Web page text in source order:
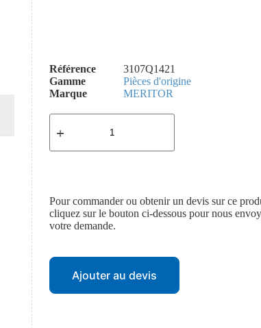
Référence
3107Q1421
Gamme
Pièces d'origine
Marque
MERITOR
Pour commander ou obtenir un devis sur ce
cliquez sur le bouton ci-dessous pour nous
votre demande.
Ajouter au devis